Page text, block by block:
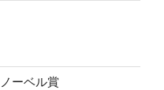
ーベル賞